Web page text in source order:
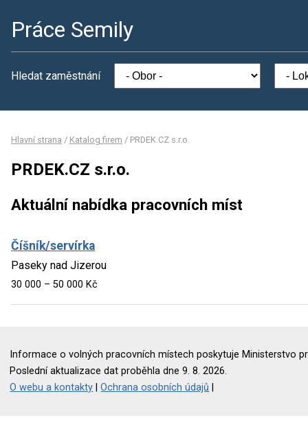
Práce Semily
Hledat zaměstnání
Hlavní strana / Katalog firem / PRDEK.CZ s.r.o.
PRDEK.CZ s.r.o.
Aktuální nabídka pracovních míst
Číšník/servírka
Paseky nad Jizerou
30 000 – 50 000 Kč
Informace o volných pracovních místech poskytuje Ministerstvo
Poslední aktualizace dat proběhla dne 9. 8. 2026.
O webu a kontakty |Ochrana osobních údajů